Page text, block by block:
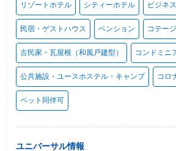
リゾートホテル シティーホテル ビジネ
民宿・ゲストハウス ペンション コテー
古民家・瓦屋根（和風戸建型） コンドミニ
公共施設・ユースホステル・キャンプ コロ
ペット同伴可
ユニバーサル情報